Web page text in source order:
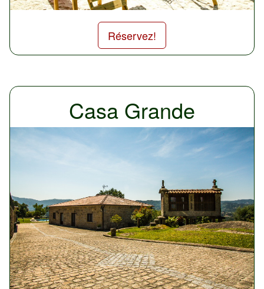
Réservez!
Casa Grande